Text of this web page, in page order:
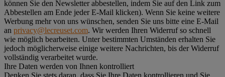
können Sie den Newsletter abbestellen, indem Sie auf den Link zum
Abbestellen am Ende jeder E-Mail klicken). Wenn Sie keine weitere
Werbung mehr von uns wünschen, senden Sie uns bitte eine E-Mail
an privacy@lecreuset.com. Wir werden Ihren Widerruf so schnell
wie möglich bearbeiten. Unter bestimmten Umständen erhalten Sie
jedoch möglicherweise einige weitere Nachrichten, bis der Widerruf
vollständig verarbeitet wurde.
Ihre Daten werden von Ihnen kontrolliert